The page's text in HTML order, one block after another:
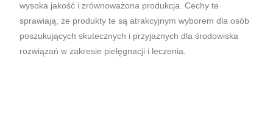
wysoka jakość i zrównoważona produkcja. Cechy te
sprawiają, że produkty te są atrakcyjnym wyborem dla osób
poszukujących skutecznych i przyjaznych dla środowiska
rozwiązań w zakresie pielęgnacji i leczenia.